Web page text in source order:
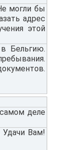
могли бы
адрес
этой
Бельгию.
деле
Вам!